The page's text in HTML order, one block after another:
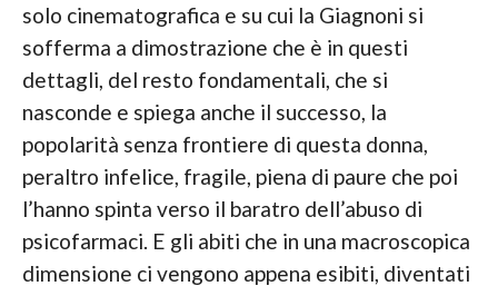
solo cinematografica e su cui la Giagnoni si
sofferma a dimostrazione che è in questi
dettagli, del resto fondamentali, che si
nasconde e spiega anche il successo, la
popolarità senza frontiere di questa donna,
peraltro infelice, fragile, piena di paure che poi
l’hanno spinta verso il baratro dell’abuso di
psicofarmaci. E gli abiti che in una macroscopica
dimensione ci vengono appena esibiti, diventati